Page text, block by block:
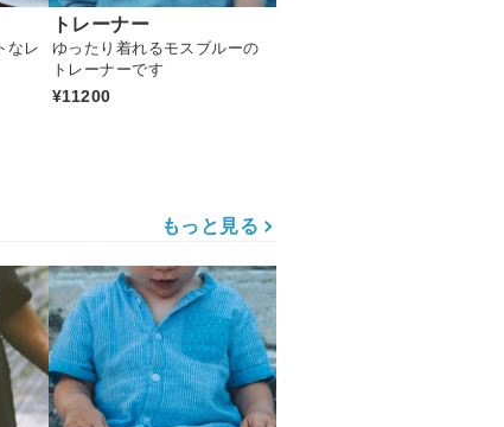
なレ
トレーナー
ゆったり着れるモスブルーの
トレーナーです
¥11200
もっと見る